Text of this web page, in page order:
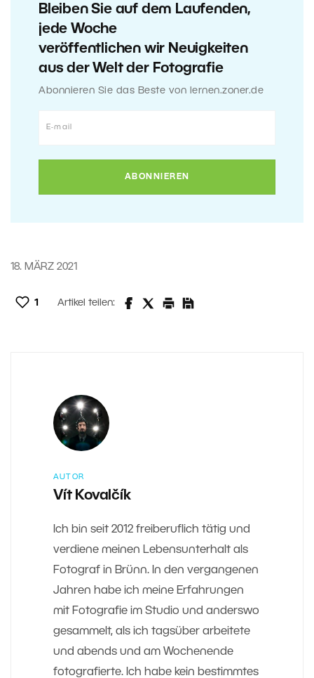
Bleiben Sie auf dem Laufenden,
jede Woche
veröffentlichen wir Neuigkeiten
aus der Welt der Fotografie
Abonnieren Sie das Beste von lernen.zoner.de
18. MÄRZ 2021
1 Artikel teilen:
AUTOR
Vít Kovalčík
Ich bin seit 2012 freiberuflich tätig und
verdiene meinen Lebensunterhalt als
Fotograf in Brünn. In den vergangenen
Jahren habe ich meine Erfahrungen
mit Fotografie im Studio und anderswo
gesammelt, als ich tagsüber arbeitete
und abends und am Wochenende
fotografierte. Ich habe kein bestimmtes